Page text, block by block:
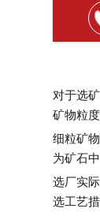
对于选
矿物粒
细粒矿
为矿石
选厂实
选工艺